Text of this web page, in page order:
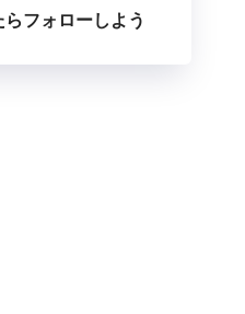
フォローしよう